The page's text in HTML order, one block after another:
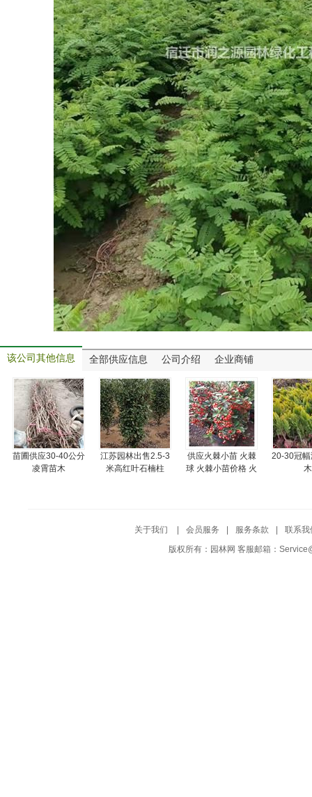
该公司其他信息 全部供应信息 公司介绍 企业商铺
苗圃供应30-40公分
凌霄苗木
江苏园林出售2.5-3
米高红叶石楠柱
供应火棘小苗 火棘
球 火棘小苗价格 火
20-30冠
木
关于我们 会员服务 服务条款
联系我
版权所有：园林网 客服邮箱：